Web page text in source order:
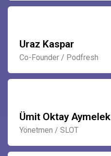
Uraz Kaspar
Co-Founder / Podfresh
Ümit Oktay Aymelek
Yönetmen / SLOT